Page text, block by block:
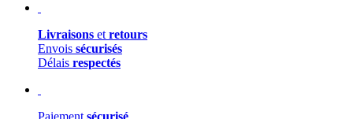
Livraisons et retours
Envois sécurisés
Délais respectés
Paiement sécurisé